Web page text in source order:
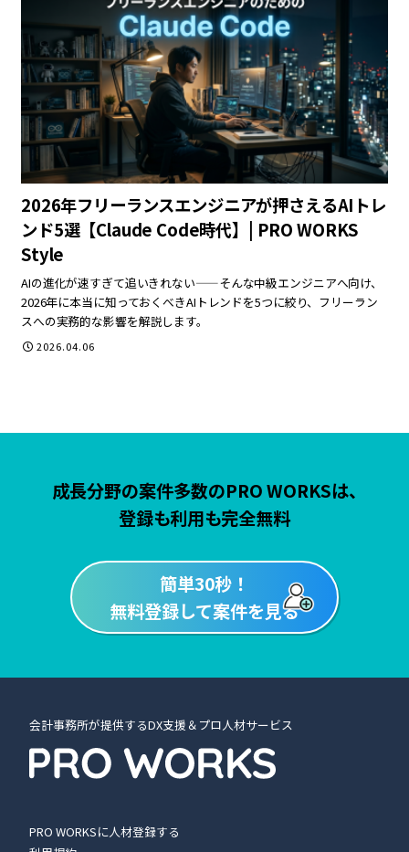
2026年フリーランスエンジニアが押さえるAIトレ
ンド5選【Claude Code時代】| PRO WORKS
Style
AIの進化が速すぎて追いきれない——そんな中級エンジニアへ向け、
2026年に本当に知っておくべきAIトレンドを5つに絞り、フリーラン
スへの実務的な影響を解説します。
2026.04.06
成長分野の案件多数のPRO WORKSは、
登録も利用も完全無料
簡単30秒！
無料登録して案件を見る
会計事務所が提供するDX支援＆プロ人材サービス
PRO WORKSに人材登録する